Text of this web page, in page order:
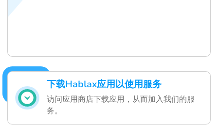
下载Hablax应用以使用服务
访问应用商店下载应用，从而加入我们的服
务。